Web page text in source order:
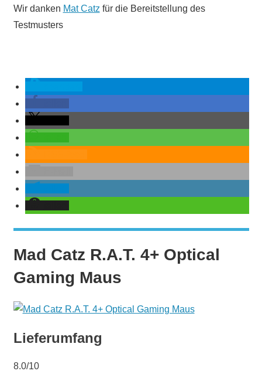
Wir danken Mat Catz für die Bereitstellung des
Testmusters
Mad Catz R.A.T. 4+ Optical
Gaming Maus
Lieferumfang
8.0/10